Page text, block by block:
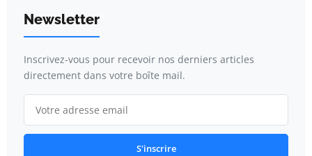
Newsletter
Inscrivez-vous pour recevoir nos derniers articles
directement dans votre boîte mail.
S'inscrire